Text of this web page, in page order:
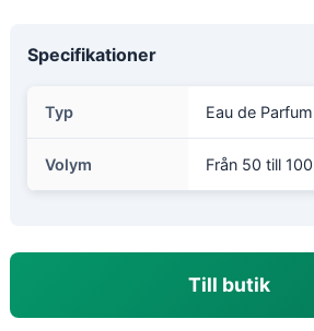
Specifikationer
Typ Eau de Parfum
Volym Från 50 till
Till butik